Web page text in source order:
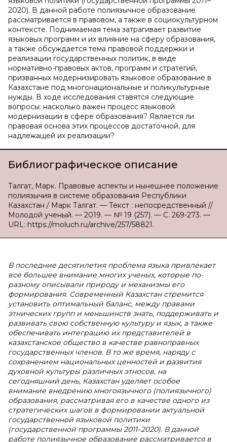
2020). В данной работе полиязычное образование
рассматривается в правовом, а также в социокультурном
контексте. Поднимаемая тема затрагивает развитие
языковых программ и их влияние на сферу образования,
а также обсуждается тема правовой поддержки и
реализации государственных политик, в виде
нормативно-правовых актов, программ и стратегий,
призванных модернизировать языковое образование в
Казахстане под многонациональные и поликультурные
нужды. В ходе исследования ставятся следующие
вопросы: насколько важен процесс языковой
модернизации в сфере образования? Является ли
правовая основа этих процессов достаточной, для
надлежащей их реализации?
Библиографическое описание
Талгат, Марк. Правовые аспекты и нынешнее положение
полиязычия в системе образования Республики
Казахстан / Марк Талгат. — Текст : непосредственный //
Молодой ученый. — 2019. — № 19 (257). — С. 269-273. —
URL: https://moluch.ru/archive/257/58821.
В последние десятилетия проблема языка привлекает
все большее внимание многих ученых, которые по-
разному описывали природу и механизмы его
формирования. Современный Казахстан стремится
установить оптимальный баланс, между правами
этнических групп и меньшинств знать, поддерживать и
развивать свою собственную культуру и язык, а также
обеспечивать интеграцию их представителей в
казахстанское общество в качестве равноправных
государственных членов. В то же время, наряду с
сохранением национальных ценностей и развития
духовной культуры различных этносов, на
сегодняшний день, Казахстан уделяет особое
внимание внедрению многоязычного (полиязычного)
образования, рассматривая его в качестве одного из
стратегических шагов в формировании актуальной
государственной языковой политики
(государственной программы 2011–2020). В данной
работе полиязычное образование рассматривается в